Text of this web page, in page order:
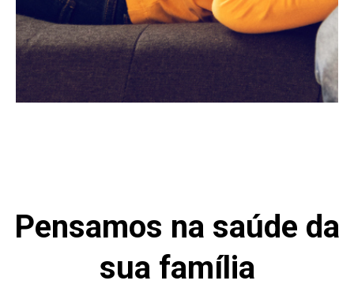
Pensamos na saúde da
sua família